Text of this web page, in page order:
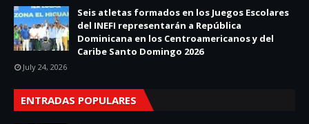
Seis atletas formados en los Juegos Escolares
del INEFI representarán a República
Dominicana en los Centroamericanos y del
Caribe Santo Domingo 2026
July 24, 2026
ENTRADAS POPULARES